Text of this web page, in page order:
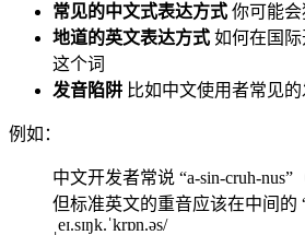
常见的中文式表达方式 你可能
地道的英文表达方式 如何在国
这个词
发音陷阱 比如中文使用者常见
例如：
中文开发者常说 “a-sin-cruh-nus”
但标准英文的重音应该在中间的
ˌeɪ.sɪŋk.ˈkrɒn.əs/